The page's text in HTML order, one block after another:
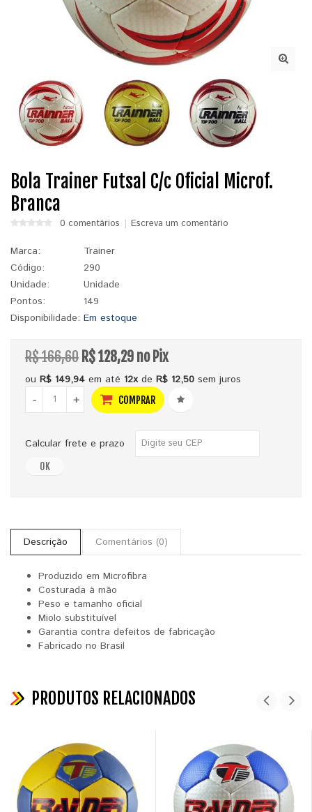
Bola Trainer Futsal C/c Oficial Microf.
Branca
0 comentários Escreva um comentário
Marca:
Trainer
Código:
290
Unidade:
Unidade
Pontos:
149
Disponibilidade: Em estoque
R$ 166,60 R$ 128,29 no Pix
ou R$ 149,94 em até 12xde R$ 12,50 sem juros
-
+ COMPRAR
Calcular frete e prazo
OK
Descrição Comentários (0)
Produzido em Microfibra
Costurada à mão
Peso e tamanho oficial
Miolo substituível
Garantia contra defeitos de fabricação
Fabricado no Brasil
PRODUTOS RELACIONADOS